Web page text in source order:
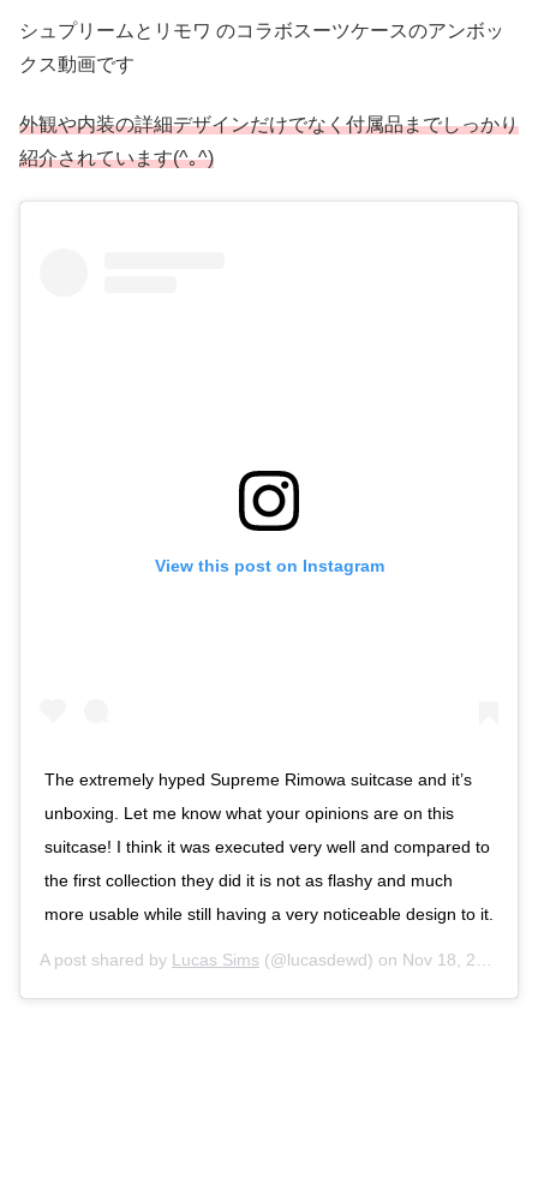
シュプリームとリモワ のコラボスーツケースのアンボッ
クス動画です
外観や内装の詳細デザインだけでなく付属品までしっかり
紹介されています(^｡^)
View this post on Instagram
The extremely hyped Supreme Rimowa suitcase and it’s
unboxing. Let me know what your opinions are on this
suitcase! I think it was executed very well and compared to
the first collection they did it is not as flashy and much
more usable while still having a very noticeable design to it.
A post shared by Lucas Sims (@lucasdewd) on Nov 18, 2019 at 7:09pm PST